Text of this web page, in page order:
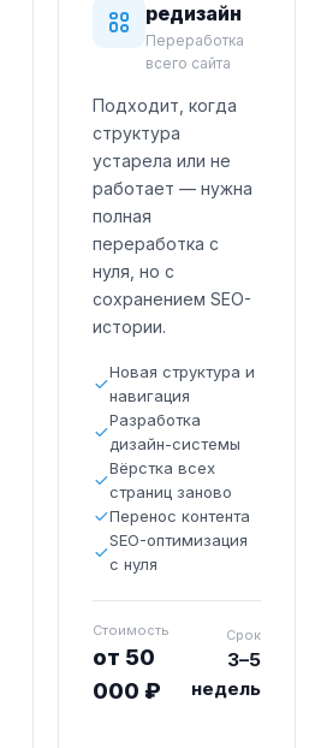
редизайн
Переработка
всего сайта
Подходит, когда
структура
устарела или не
работает — нужна
полная
переработка с
нуля, но с
сохранением SEO-
истории.
Новая структура и
навигация
Разработка
дизайн-системы
Вёрстка всех
страниц заново
Перенос контента
SEO-оптимизация
с нуля
Стоимость
от 50
000 ₽
Срок
3–5
недель